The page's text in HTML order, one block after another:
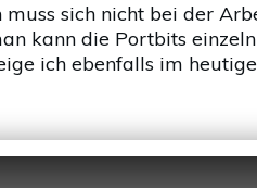
sich nicht bei der
kann die Portbits
ich ebenfalls im